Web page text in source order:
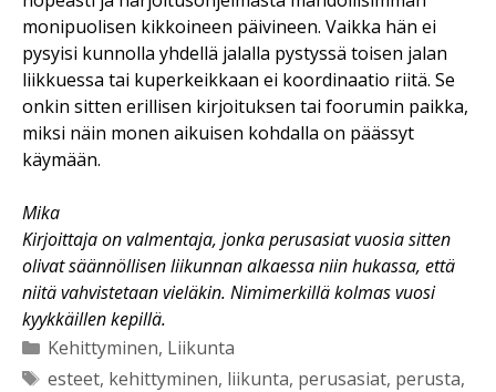
monipuolisen kikkoineen päivineen. Vaikka hän ei
pysyisi kunnolla yhdellä jalalla pystyssä toisen jalan
liikkuessa tai kuperkeikkaan ei koordinaatio riitä. Se
onkin sitten erillisen kirjoituksen tai foorumin paikka,
miksi näin monen aikuisen kohdalla on päässyt
käymään.
Mika
Kirjoittaja on valmentaja, jonka perusasiat vuosia sitten
olivat säännöllisen liikunnan alkaessa niin hukassa, että
niitä vahvistetaan vieläkin. Nimimerkillä kolmas vuosi
kyykkäillen kepillä.
Kategoriat
Kehittyminen, Liikunta
Avainsanat
esteet, kehittyminen, liikunta, perusasiat, perusta,